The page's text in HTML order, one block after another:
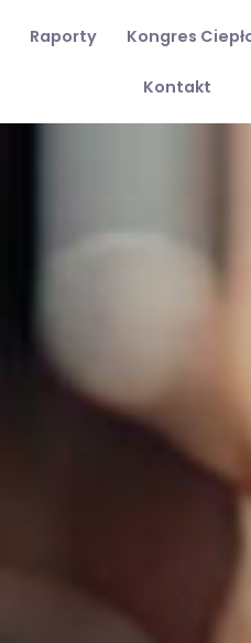
Raporty Kongres
Kontakt